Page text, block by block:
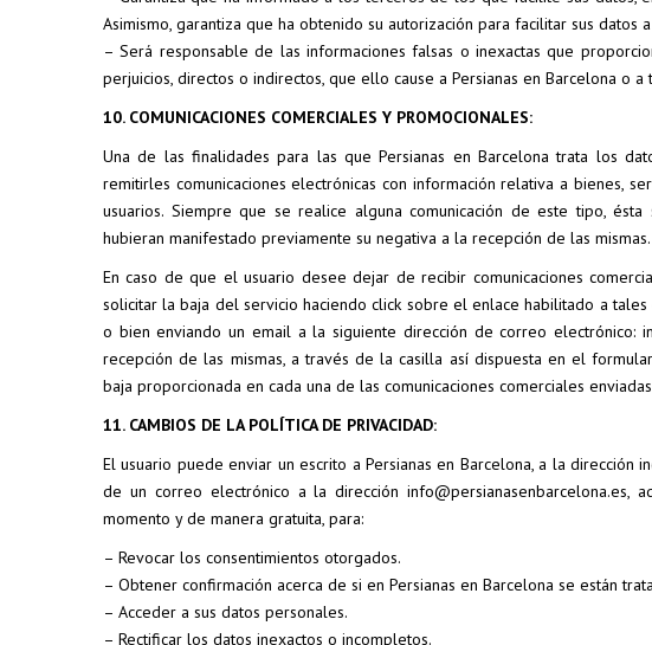
Asimismo, garantiza que ha obtenido su autorización para facilitar sus datos
– Será responsable de las informaciones falsas o inexactas que
perjuicios, directos o indirectos, que ello cause a Persianas en Barcelona o a
10. COMUNICACIONES COMERCIALES Y PROMOCIONALES:
Una de las finalidades para las que Persianas en Barcelona trata los
remitirles comunicaciones electrónicas con información relativa a bienes,
usuarios. Siempre que se realice alguna comunicación de este tipo,
hubieran manifestado previamente su negativa a la recepción de las mismas.
En caso de que el usuario desee dejar de recibir comunicaciones
solicitar la baja del servicio haciendo click sobre el enlace habilitado a
o bien enviando un email a la siguiente dirección de correo electrónico:
recepción de las mismas, a través de la casilla así dispuesta en el
baja proporcionada en cada una de las comunicaciones comerciales
11. CAMBIOS DE LA POLÍTICA DE PRIVACIDAD:
El usuario puede enviar un escrito a Persianas en Barcelona, a la
de un correo electrónico a la dirección info@persianasenbarcelona.es,
momento y de manera gratuita, para:
– Revocar los consentimientos otorgados.
– Obtener confirmación acerca de si en Persianas en Barcelona se están
– Acceder a sus datos personales.
– Rectificar los datos inexactos o incompletos.